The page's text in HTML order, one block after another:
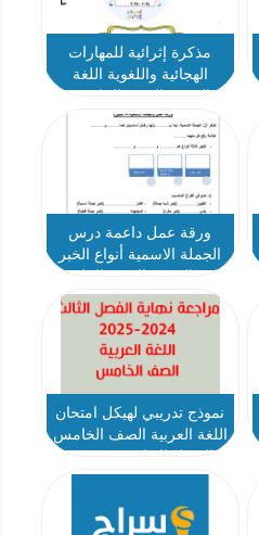
مذكرة إثرائية للمهارات
الهجائية واللغوية اللغة
الفصل الأول
ورقة عمل داعمة درس
الجملة الاسمية أنواع الخبر
نموذج تدريبي لهيكل امتحان
اللغة العربية الصف الخامس